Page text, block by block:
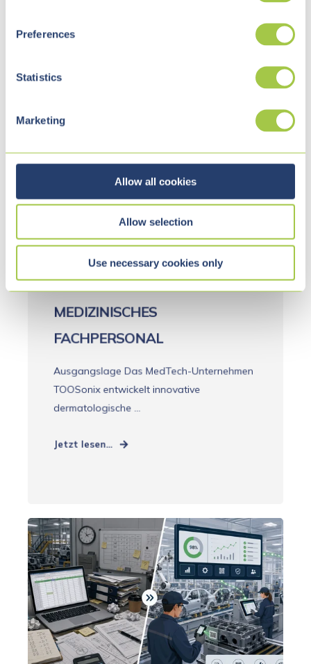
Preferences
Statistics
Marketing
Allow all cookies
Allow selection
Use necessary cookies only
Vialutions May 11, 2026 11:08:19 AM
TOOSONIX: DESKTOP-
ANWENDUNG FÜR
MEDIZINISCHES
FACHPERSONAL
Ausgangslage Das MedTech-Unternehmen
TOOSonix entwickelt innovative
dermatologische ...
Jetzt lesen...